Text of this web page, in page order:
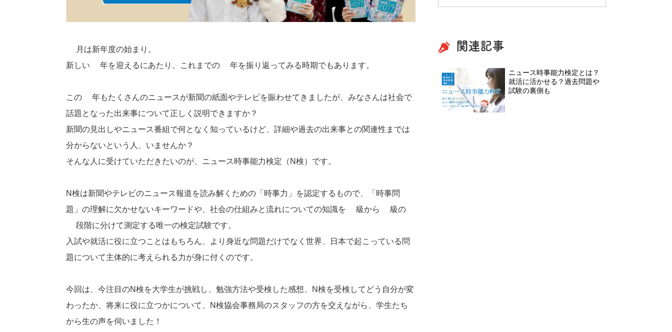
4月は新年度の始まり。
新しい1年を迎えるにあたり、これまでの1年を振り返ってみる時期でもあります。
この1年もたくさんのニュースが新聞の紙面やテレビを賑わせてきましたが、みなさんは社会で
話題となった出来事について正しく説明できますか？
新聞の見出しやニュース番組で何となく知っているけど、詳細や過去の出来事との関連性までは
分からないという人、いませんか？
そんな人に受けていただきたいのが、ニュース時事能力検定（N検）です。
N検は新聞やテレビのニュース報道を読み解くための「時事力」を認定するもので、「時事問
題」の理解に欠かせないキーワードや、社会の仕組みと流れについての知識を1級から5級の
6段階に分けて測定する唯一の検定試験です。
入試や就活に役に立つことはもちろん、より身近な問題だけでなく世界、日本で起こっている問
題について主体的に考えられる力が身に付くのです。
今回は、今注目のN検を大学生が挑戦し、勉強方法や受検した感想、N検を受検してどう自分が変
わったか、将来に役に立つかについて、N検協会事務局のスタッフの方を交えながら、学生たち
から生の声を伺いました！
関連記事
ニュース時事能力検定とは？
就活に活かせる？過去問題や
試験の裏側も